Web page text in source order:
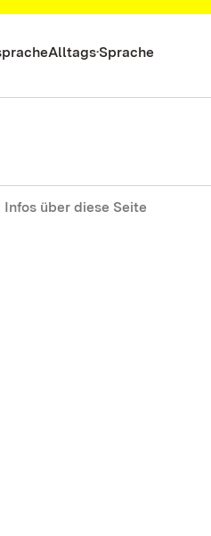
Alltags·Sprache
Infos über diese Seite